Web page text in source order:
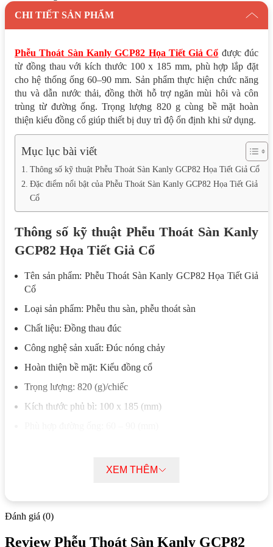
CHI TIẾT SẢN PHẨM
Phễu Thoát Sàn Kanly GCP82 Họa Tiết Giả Cổ được đúc
từ đồng thau với kích thước 100 x 185 mm, phù hợp lắp đặt
cho hệ thống ống 60–90 mm. Sản phẩm thực hiện chức năng
thu và dẫn nước thải, đồng thời hỗ trợ ngăn mùi hôi và côn
trùng từ đường ống. Trọng lượng 820 g cùng bề mặt hoàn
thiện kiểu đồng cổ giúp thiết bị duy trì độ ổn định khi sử dụng.
Mục lục bài viết
Thông số kỹ thuật Phễu Thoát Sàn Kanly GCP82 Họa Tiết Giả Cổ
Đặc điểm nổi bật của Phễu Thoát Sàn Kanly GCP82 Họa Tiết Giả
Cổ
Thông số kỹ thuật Phễu Thoát Sàn Kanly
GCP82 Họa Tiết Giả Cổ
Tên sản phẩm: Phễu Thoát Sàn Kanly GCP82 Họa Tiết Giả
Cổ
Loại sản phẩm: Phễu thu sàn, phễu thoát sàn
Chất liệu: Đồng thau đúc
Công nghệ sản xuất: Đúc nóng chảy
Hoàn thiện bề mặt: Kiểu đồng cổ
Trọng lượng: 820 (g)/chiếc
Kích thước phủ bì: 100 x 185 (mm)
Vị trí lắp đặt: Sàn nhà, khu vực thu – thoát nước
Kanly GCP82 Họa Tiết Giả Cổ
Phễu Thoát Sàn Kanly GCP82 được sử dụng để thu nước trực
XEM THÊM
Đánh giá (0)
Review Phễu Thoát Sàn Kanly GCP82